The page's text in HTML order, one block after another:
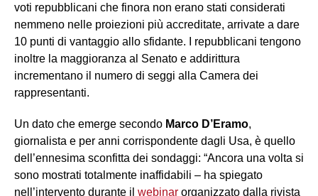
voti repubblicani che finora non erano stati considerati
nemmeno nelle proiezioni più accreditate, arrivate a dare
10 punti di vantaggio allo sfidante. I repubblicani tengono
inoltre la maggioranza al Senato e addirittura
incrementano il numero di seggi alla Camera dei
rappresentanti.
Un dato che emerge secondo Marco D’Eramo,
giornalista e per anni corrispondente dagli Usa, è quello
dell’ennesima sconfitta dei sondaggi: “Ancora una volta si
sono mostrati totalmente inaffidabili – ha spiegato
nell’intervento durante il webinar organizzato dalla rivista